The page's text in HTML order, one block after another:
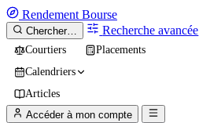
Rendement Bourse
Chercher… Recherche avancée
Courtiers
Placements
Calendriers
Articles
Accéder à mon compte